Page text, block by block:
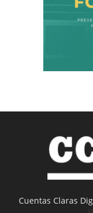
Cuentas Claras